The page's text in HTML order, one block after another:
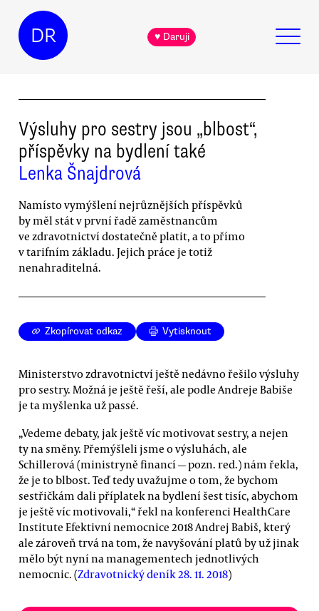
DR ♥ Daruji
Výsluhy pro sestry jsou „blbost“,
příspěvky na bydlení také
Lenka Šnajdrová
Namísto vymýšlení nejrůznějších příspěvků
by měl stát v první řadě zaměstnancům
ve zdravotnictví dostatečně platit, a to přímo
v tarifním základu. Jejich práce je totiž
nenahraditelná.
Zkopírovat odkaz Vytisknout
Ministerstvo zdravotnictví ještě nedávno řešilo výsluhy
pro sestry. Možná je ještě řeší, ale podle Andreje Babiše
je ta myšlenka už passé.
„Vedeme debaty, jak ještě víc motivovat sestry, a nejen
ty na směny. Přemýšleli jsme o výsluhách, ale
Schillerová (ministryně financí — pozn. red.) nám řekla,
že je to blbost. Teď tedy uvažujme o tom, že bychom
sestřičkám dali příplatek na bydlení šest tisíc, abychom
je ještě víc motivovali,“ řekl na konferenci HealthCare
Institute Efektivní nemocnice 2018 Andrej Babiš, který
ale zároveň trvá na tom, že navyšování platů by už jinak
mělo být nyní na managementech jednotlivých
nemocnic. (Zdravotnický deník 28. 11. 2018)